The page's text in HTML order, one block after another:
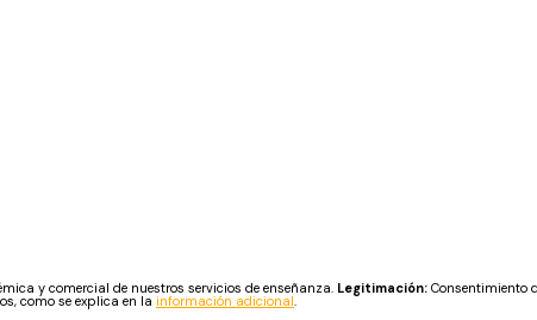
y comercial de nuestros servicios de enseñanza. Legitimación: Consentimiento
como se explica en la información adicional.